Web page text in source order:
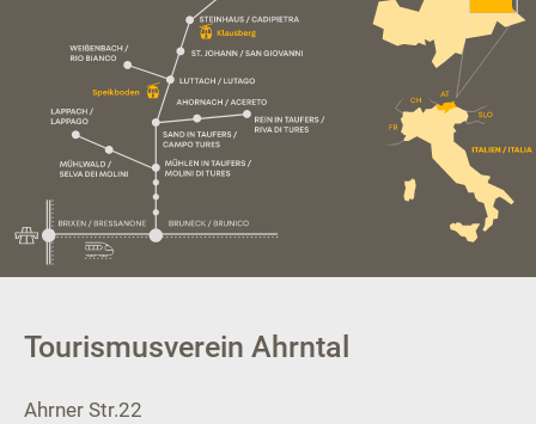
Tourismusverein Ahrntal
Ahrner Str.22